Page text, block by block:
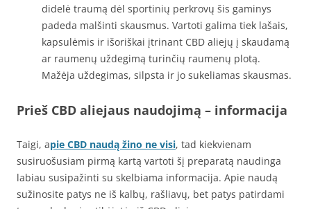
didelė traumą dėl sportinių perkrovų šis gaminys
padeda malšinti skausmus. Vartoti galima tiek lašais,
kapsulėmis ir išoriškai įtrinant CBD aliejų į skaudamą
ar raumenų uždegimą turinčių raumenų plotą.
Mažėja uždegimas, silpsta ir jo sukeliamas skausmas.
Prieš CBD aliejaus naudojimą – informacija
Taigi, apie CBD naudą žino ne visi, tad kiekvienam
susiruošusiam pirmą kartą vartoti šį preparatą naudinga
labiau susipažinti su skelbiama informacija. Apie naudą
sužinosite patys ne iš kalbų, rašliavų, bet patys patirdami